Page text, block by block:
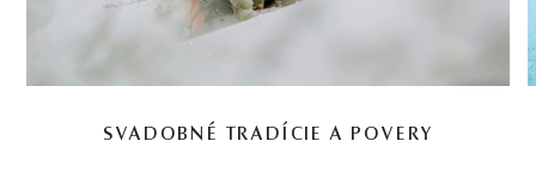
SVADOBNÉ TRADÍCIE A POVERY